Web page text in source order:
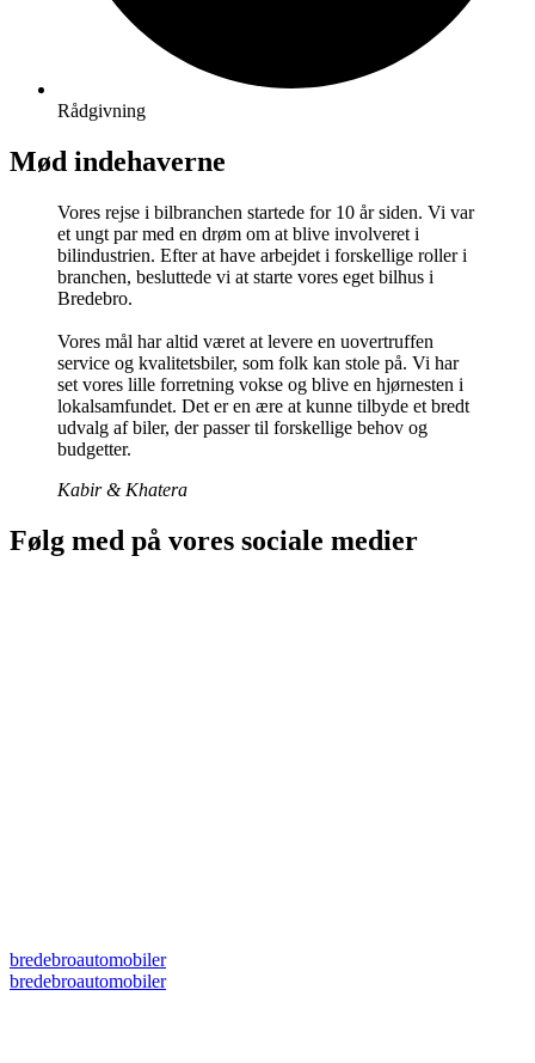
Rådgivning
Mød indehaverne
Vores rejse i bilbranchen startede for 10 år siden. Vi var
et ungt par med en drøm om at blive involveret i
bilindustrien. Efter at have arbejdet i forskellige roller i
branchen, besluttede vi at starte vores eget bilhus i
Bredebro.
Vores mål har altid været at levere en uovertruffen
service og kvalitetsbiler, som folk kan stole på. Vi har
set vores lille forretning vokse og blive en hjørnesten i
lokalsamfundet. Det er en ære at kunne tilbyde et bredt
udvalg af biler, der passer til forskellige behov og
budgetter.
Kabir & Khatera
Følg med på vores sociale medier
bredebroautomobiler
bredebroautomobiler